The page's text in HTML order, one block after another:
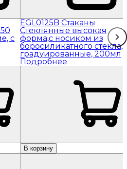
с
EGL0125B Стаканы
Стеклянные высокая
форма,с носиком из
боросиликатного стекла,
градуированные, 200мл
Подробнее
В корзину